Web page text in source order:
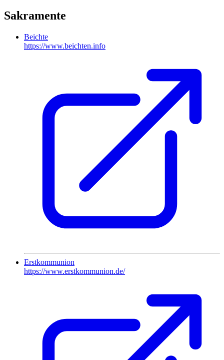
Sakramente
Beichte
https://www.beichten.info
Erstkommunion
https://www.erstkommunion.de/